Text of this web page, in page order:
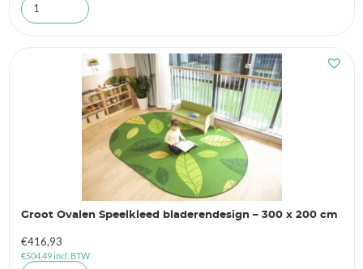
Groot Ovalen Speelkleed bladerendesign – 300 x 200 cm
€416,93
€504,49incl. BTW